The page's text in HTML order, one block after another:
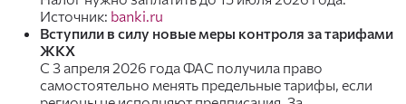
Источник: banki.ru
Вступили в силу новые меры контроля за тарифами
ЖКХ
С 3 апреля 2026 года ФАС получила право
самостоятельно менять предельные тарифы, если